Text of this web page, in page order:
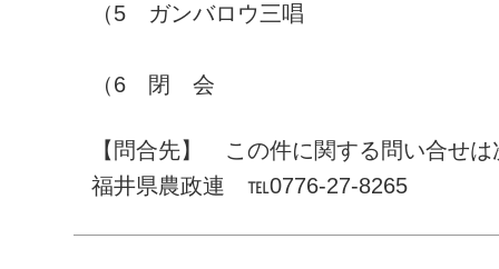
（5 ガンバロウ三唱
（6 閉 会
【問合先】 この件に関する問い合せは
福井県農政連 ℡0776-27-8265